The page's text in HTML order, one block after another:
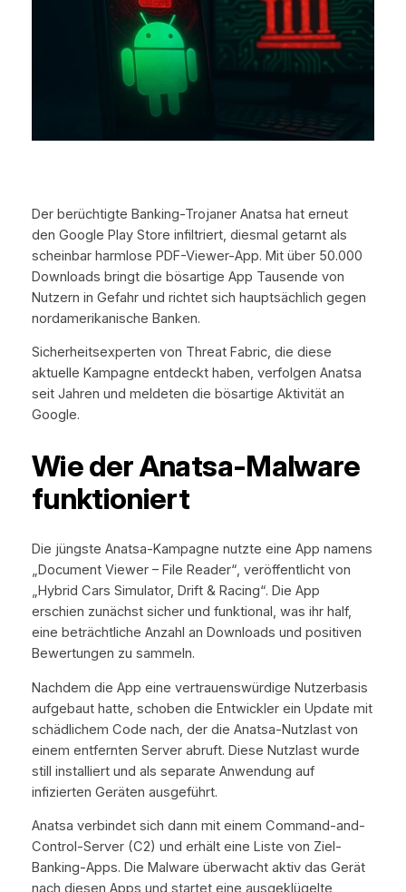
Der berüchtigte Banking-Trojaner Anatsa hat erneut
den Google Play Store infiltriert, diesmal getarnt als
scheinbar harmlose PDF-Viewer-App. Mit über 50.000
Downloads bringt die bösartige App Tausende von
Nutzern in Gefahr und richtet sich hauptsächlich gegen
nordamerikanische Banken.
Sicherheitsexperten von Threat Fabric, die diese
aktuelle Kampagne entdeckt haben, verfolgen Anatsa
seit Jahren und meldeten die bösartige Aktivität an
Google.
Wie der Anatsa-Malware
funktioniert
Die jüngste Anatsa-Kampagne nutzte eine App namens
„Document Viewer – File Reader“, veröffentlicht von
„Hybrid Cars Simulator, Drift & Racing“. Die App
erschien zunächst sicher und funktional, was ihr half,
eine beträchtliche Anzahl an Downloads und positiven
Bewertungen zu sammeln.
Nachdem die App eine vertrauenswürdige Nutzerbasis
aufgebaut hatte, schoben die Entwickler ein Update mit
schädlichem Code nach, der die Anatsa-Nutzlast von
einem entfernten Server abruft. Diese Nutzlast wurde
still installiert und als separate Anwendung auf
infizierten Geräten ausgeführt.
Anatsa verbindet sich dann mit einem Command-and-
Control-Server (C2) und erhält eine Liste von Ziel-
Banking-Apps. Die Malware überwacht aktiv das Gerät
nach diesen Apps und startet eine ausgeklügelte